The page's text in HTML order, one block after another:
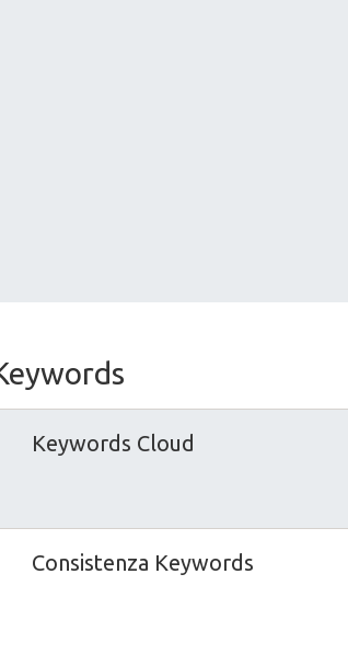
Keywords Cloud
Consistenza Keywords